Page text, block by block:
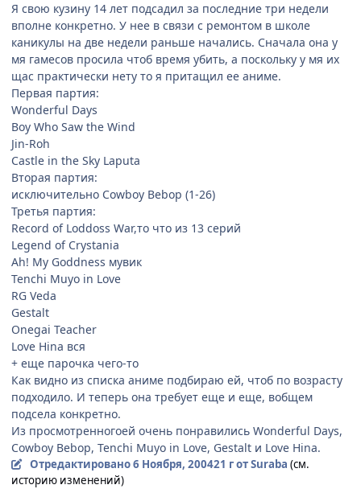
Я свою кузину 14 лет подсадил за последние три недели
вполне конкретно. У нее в связи с ремонтом в школе
каникулы на две недели раньше начались. Сначала она у
мя гамесов просила чтоб время убить, а поскольку у мя их
щас практически нету то я притащил ее аниме.
Первая партия:
Wonderful Days
Boy Who Saw the Wind
Jin-Roh
Castle in the Sky Laputa
Вторая партия:
исключительно Cowboy Bebop (1-26)
Третья партия:
Record of Loddoss War,то что из 13 серий
Legend of Crystania
Ah! My Goddness мувик
Tenchi Muyo in Love
RG Veda
Gestalt
Onegai Teacher
Love Hina вся
+ еще парочка чего-то
Как видно из списка аниме подбираю ей, чтоб по возрасту
подходило. И теперь она требует еще и еще, вобщем
подсела конкретно.
Из просмотренногоей очень понравились Wonderful Days,
Cowboy Bebop, Tenchi Muyo in Love, Gestalt и Love Hina.
Отредактировано6 Ноября, 200421 гот Suraba (см.
историю изменений)